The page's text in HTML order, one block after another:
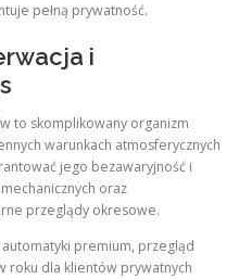
pełną prywatność.
i
to skomplikowany organizm
warunkach atmosferycznych
jego bezawaryjność i
oraz
przeglądy okresowe.
premium, przegląd
roku dla klientów prywatnych